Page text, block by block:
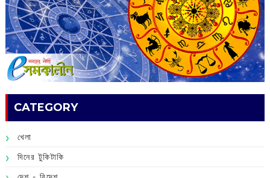
CATEGORY
খেলা
দিনের টুকিটাকি